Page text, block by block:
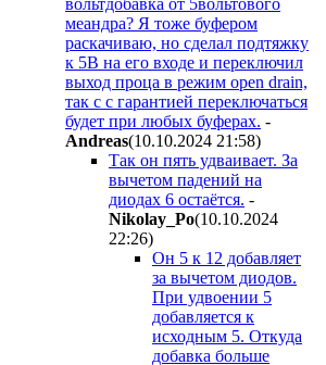
меандра? Я тоже буфером
раскачиваю, но сделал подтяжку
к 5В на его входе и переключил
выход проца в режим open drain,
так с с гарантией переключаться
будет при любых буферах. -
Andreas(10.10.2024 21:58)
Так он пять удваивает. За
вычетом падений на
диодах 6 остаётся. -
Nikolay_Po(10.10.2024
22:26)
Он 5 к 12 добавляет
за вычетом диодов.
При удвоении 5
добавляется к
исходным 5. Откуда
добавка больше